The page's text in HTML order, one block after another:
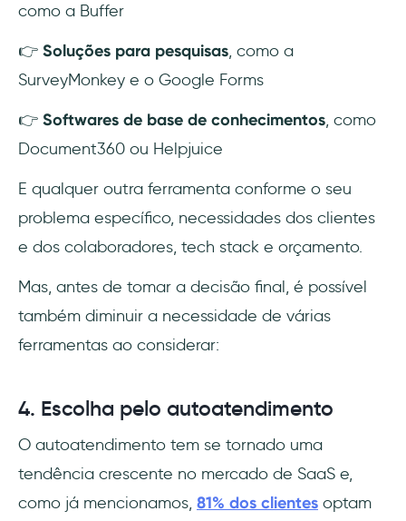
como a Buffer
👉 Soluções para pesquisas, como a
SurveyMonkey e o Google Forms
👉 Softwares de base de conhecimentos, como
Document360 ou Helpjuice
E qualquer outra ferramenta conforme o seu
problema específico, necessidades dos clientes
e dos colaboradores, tech stack e orçamento.
Mas, antes de tomar a decisão final, é possível
também diminuir a necessidade de várias
ferramentas ao considerar:
4. Escolha pelo autoatendimento
O autoatendimento tem se tornado uma
tendência crescente no mercado de SaaS e,
como já mencionamos, 81% dos clientes optam